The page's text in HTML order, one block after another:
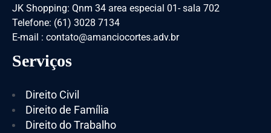
JK Shopping: Qnm 34 area especial 01- sala 702
Telefone: (61) 3028 7134
E-mail : contato@amanciocortes.adv.br
Serviços
Direito Civil
Direito de Família
Direito do Trabalho